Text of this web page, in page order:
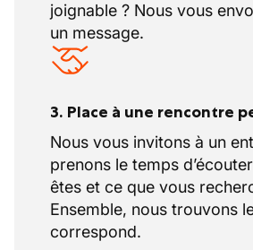
joignable ? Nous vous
un message.
3. Place à une rencontre
Nous vous invitons à un
prenons le temps
êtes et ce que vous
Ensemble, nous trouvons
correspond.